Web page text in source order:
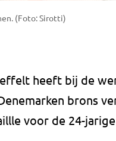
(Foto: Sirotti)
heeft bij de
brons
voor de 24-